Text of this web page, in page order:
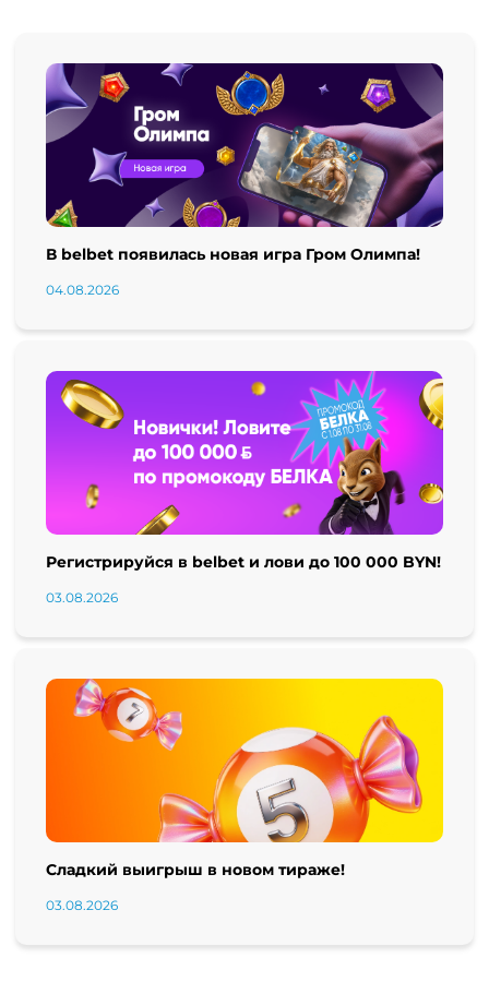
В belbet появилась новая игра Гром Олимпа!
04.08.2026
Регистрируйся в belbet и лови до 100 000 BYN!
03.08.2026
Сладкий выигрыш в новом тираже!
03.08.2026